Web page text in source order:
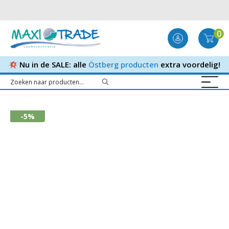
0
Nu in de SALE: alle Östberg producten extra voordelig!
-5%